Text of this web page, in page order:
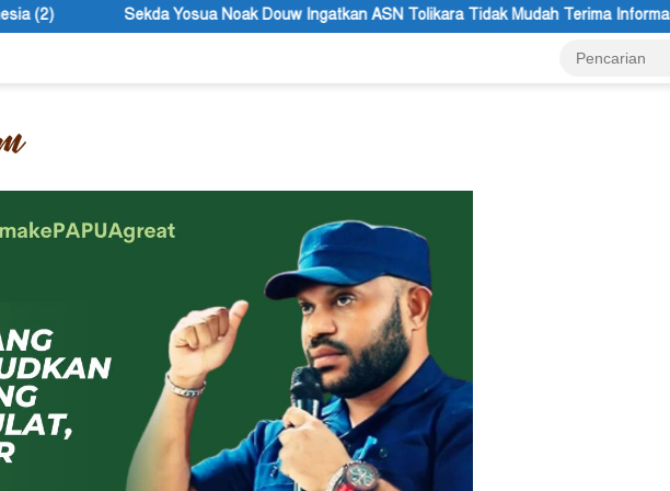
Noak Douw Ingatkan ASN Tolikara Tidak Mudah Terima Informasi yang Belum Akurat